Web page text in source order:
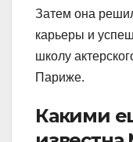
Затем она
карьеры и
школу
Париже.
Какими